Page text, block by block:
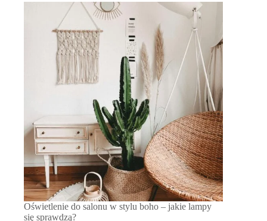
Oświetlenie do salonu w stylu boho – jakie lampy
się sprawdzą?